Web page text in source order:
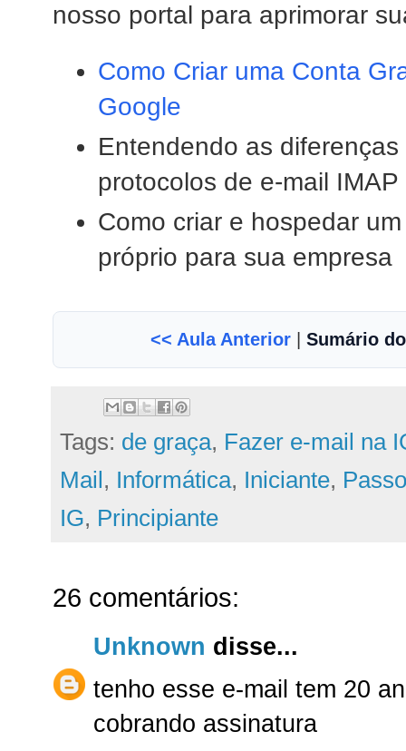
nosso portal para aprimorar
Como Criar uma Conta
Google
Entendendo as
protocolos de e-mail IMAP
Como criar e hospedar
próprio para sua empresa
<< Aula Anterior| Sumário
Tags: de graça, Fazer e-mail na
Mail, Informática, Iniciante,
IG, Principiante
26 comentários:
Unknown disse...
tenho esse e-mail tem 20
cobrando assinatura